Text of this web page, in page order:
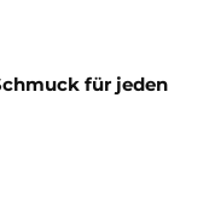
für jeden